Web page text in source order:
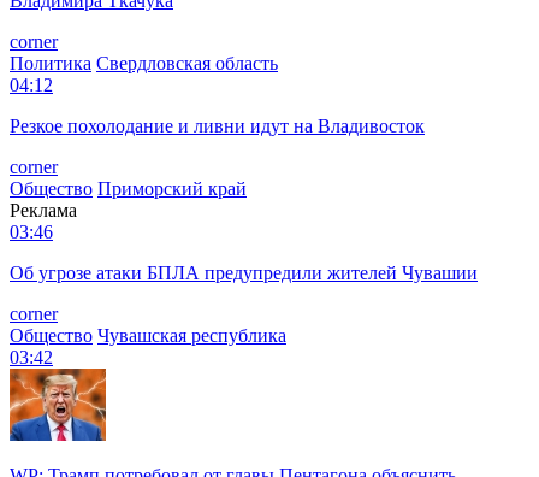
corner
Политика Свердловская область
04:12
Резкое похолодание и ливни идут на Владивосток
corner
Общество Приморский край
Реклама
03:46
Об угрозе атаки БПЛА предупредили жителей Чувашии
corner
Общество Чувашская республика
03:42